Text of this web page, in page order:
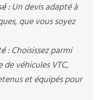
:Un devis adapté à
que vous soyez
:Choisissez parmi
véhicules VTC,
et équipés pour